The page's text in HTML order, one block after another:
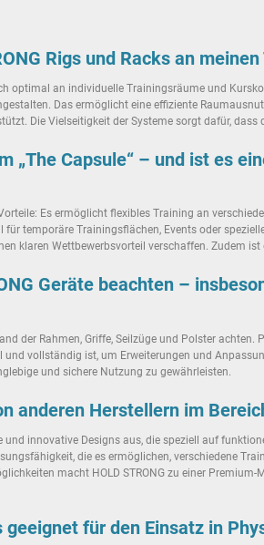
Rigs und Racks an
optimal an individuelle Trainingsräume und
Das ermöglicht eine effiziente
Die Vielseitigkeit der Systeme sorgt dafür,
„The Capsule“ – und ist es
Es ermöglicht flexibles Training an
temporäre Trainingsflächen, Events oder
klaren Wettbewerbsvorteil verschaffen. Zudem
Geräte beachten –
der Rahmen, Griffe, Seilzüge und Polster
vollständig ist, um Erweiterungen und
und sichere Nutzung zu gewährleisten.
anderen Herstellern im
und innovative Designs aus, die speziell auf
die es ermöglichen, verschiedene
macht HOLD STRONG zu einer
geeignet für den Einsatz in